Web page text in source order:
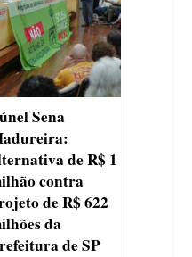
Sena
de R$ 1
contra
de R$ 622
da
de SP